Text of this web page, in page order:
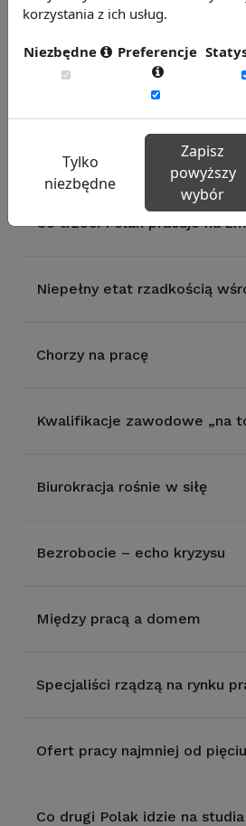
Młodzi i bez pracy
Początek roku -
Co drugi Polak nie skorzystał
Co trzeci Polak pracuje na
Niepełny etat rzadkością
Chorzy na pracę
Kwalifikacje zawodowe „na
Biurokracja rośnie w siłę
Bezrobocie – echo kryzysu
Między pracą a domem
Specjaliści rządzą na rynku
Ofert pracy najmniej od
Co drugi Polak idzie na studia
korzystania z ich usług.
Niezbędne Preferencje
Tylko
niezbędne
Zapisz
powyższy
wybór